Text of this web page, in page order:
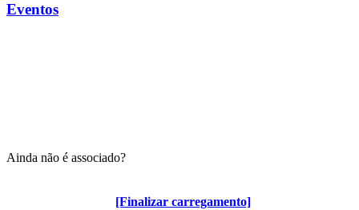
[Finalizar carregamento]
Eventos
Ainda não é associado?
Algumas vantagens para associados